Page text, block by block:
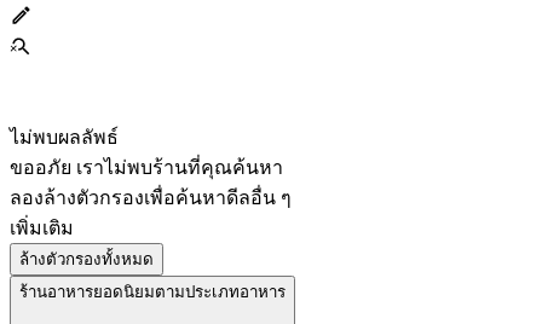
ไม่พบผลลัพธ์
ขออภัย เราไม่พบร้านที่คุณค้นหา
ลองล้างตัวกรองเพื่อค้นหาดีลอื่น ๆ
เพิ่มเติม
ล้างตัวกรองทั้งหมด
ร้านอาหารยอดนิยมตามประเภทอาหาร